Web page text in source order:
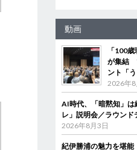
動画
「100
が集結
ント「
2026年8
AI時代、「暗黙知」
レ」説明会／ラウンド
2026年8月3日
紀伊勝浦の魅力を堪